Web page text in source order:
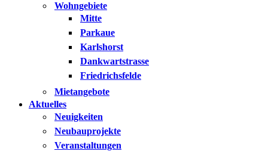
Wohngebiete
Mitte
Parkaue
Karlshorst
Dankwartstrasse
Friedrichsfelde
Mietangebote
Aktuelles
Neuigkeiten
Neubauprojekte
Veranstaltungen